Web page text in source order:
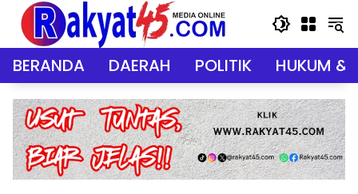
Langsung
konten
BERANDA DAERAH POLITIK HUKUM &